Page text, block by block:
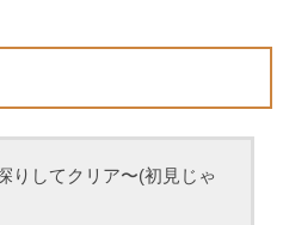
りしてクリア〜(初見じゃ